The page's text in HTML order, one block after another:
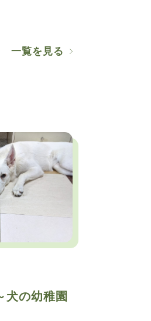
の幼稚園
一覧を見る